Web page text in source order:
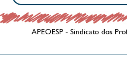
APEOESP - Sindicato dos